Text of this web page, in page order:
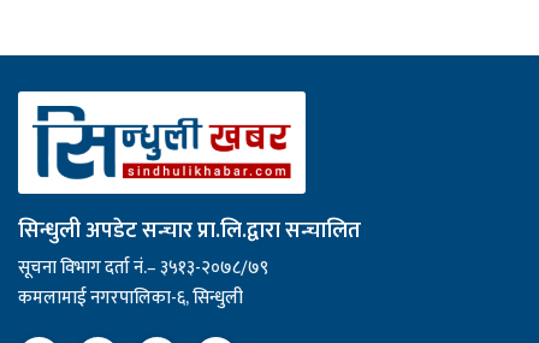
सिन्धुली अपडेट सन्चार प्रा.लि.द्वारा सन्चालित
सूचना विभाग दर्ता नं.– ३५१३-२०७८/७९
कमलामाई नगरपालिका-६, सिन्धुली